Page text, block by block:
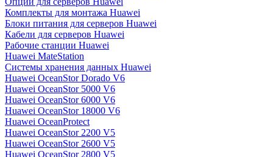
Комплекты для монтажа Huawei
Блоки питания для серверов Huawei
Кабели для серверов Huawei
Рабочие станции Huawei
Huawei MateStation
Системы хранения данных Huawei
Huawei OceanStor Dorado V6
Huawei OceanStor 5000 V6
Huawei OceanStor 6000 V6
Huawei OceanStor 18000 V6
Huawei OceanProtect
Huawei OceanStor 2200 V5
Huawei OceanStor 2600 V5
Huawei OceanStor 2800 V5